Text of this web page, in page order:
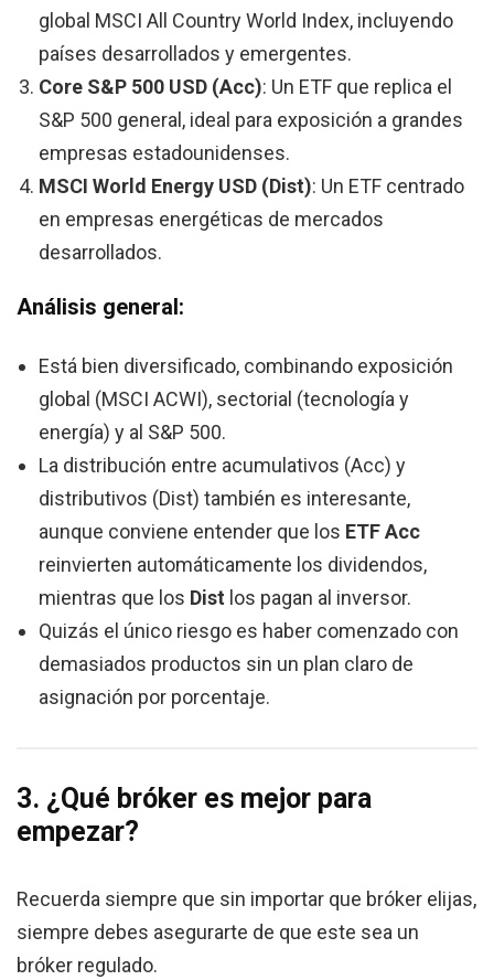
global MSCI All Country World Index, incluyendo
países desarrollados y emergentes.
Core S&P 500 USD (Acc): Un ETF que replica el
S&P 500 general, ideal para exposición a grandes
empresas estadounidenses.
MSCI World Energy USD (Dist): Un ETF centrado
en empresas energéticas de mercados
desarrollados.
Análisis general:
Está bien diversificado, combinando exposición
global (MSCI ACWI), sectorial (tecnología y
energía) y al S&P 500.
La distribución entre acumulativos (Acc) y
distributivos (Dist) también es interesante,
aunque conviene entender que los ETF Acc
reinvierten automáticamente los dividendos,
mientras que los Dist los pagan al inversor.
Quizás el único riesgo es haber comenzado con
demasiados productos sin un plan claro de
asignación por porcentaje.
3. ¿Qué bróker es mejor para
empezar?
Recuerda siempre que sin importar que bróker elijas,
siempre debes asegurarte de que este sea un
bróker regulado.